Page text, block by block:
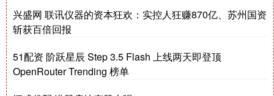
兴盛网 联讯仪器的资本狂欢：实控人狂赚870亿、苏州国资
斩获百倍回报
51配资 阶跃星辰 Step 3.5 Flash 上线两天即登顶
OpenRouter Trending 榜单